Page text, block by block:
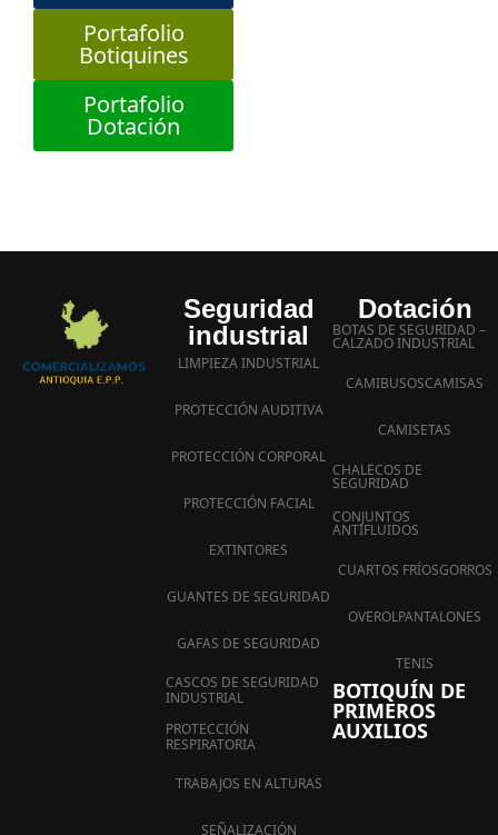
Portafolio
Botiquines
Portafolio
Dotación
Seguridad
industrial
LIMPIEZA INDUSTRIAL
PROTECCIÓN AUDITIVA
PROTECCIÓN CORPORAL
PROTECCIÓN FACIAL
EXTINTORES
GUANTES DE SEGURIDAD
GAFAS DE SEGURIDAD
CASCOS DE SEGURIDAD
INDUSTRIAL
PROTECCIÓN
RESPIRATORIA
TRABAJOS EN ALTURAS
SEÑALIZACIÓN
Dotación
BOTAS DE SEGURIDAD –
CALZADO INDUSTRIAL
CAMIBUSOSCAMISAS
CAMISETAS
CHALECOS DE
SEGURIDAD
CONJUNTOS
ANTIFLUIDOS
CUARTOS FRÍOSGORROS
OVEROLPANTALONES
TENIS
BOTIQUÍN DE
PRIMEROS
AUXILIOS